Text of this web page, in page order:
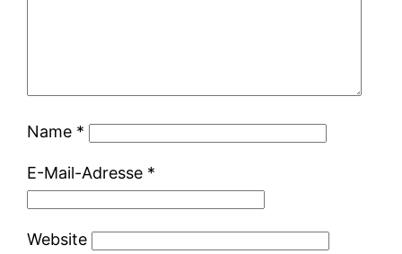
Name *
E-Mail-Adresse *
Website